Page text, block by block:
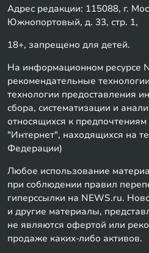
Адрес редакции: 115088, г.
Южнопортовый, д. 33, стр. 1,
18+, запрещено для детей.
На информационном ресурсе
рекомендательные
технологии предоставления
сбора, систематизации и
относящихся к
"Интернет", находящихся на
Федерации)
Любое использование
при соблюдении правил
гиперссылки на NEWS.ru.
и другие материалы,
не являются офертой или
продаже каких-либо активов.